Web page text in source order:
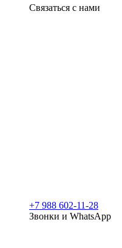
Связаться с нами
+7 988 602-11-28
Звонки и WhatsApp